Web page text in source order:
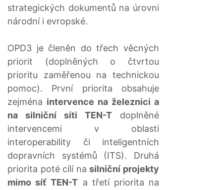
strategických dokumentů na úrovni
národní i evropské.
OPD3 je členěn do třech věcných
priorit (doplněných o čtvrtou
prioritu zaměřenou na technickou
pomoc). První priorita obsahuje
zejména intervence na železnici a
na silniční síti TEN-T doplněné
intervencemi v oblasti
interoperability či inteligentních
dopravních systémů (ITS). Druhá
priorita poté cílí nasilniční projekty
mimo síť TEN-T a třetí priorita na